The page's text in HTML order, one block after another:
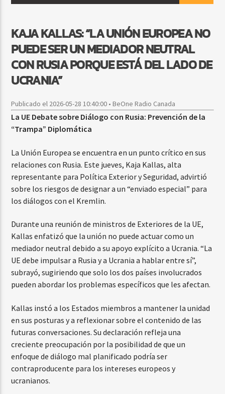
KAJA KALLAS: “LA UNIÓN EUROPEA NO
PUEDE SER UN MEDIADOR NEUTRAL
CON RUSIA PORQUE ESTÁ DEL LADO DE
UCRANIA”
Publicado el 2026-05-28 10:40:00 • BeOne Radio Canada
La UE Debate sobre Diálogo con Rusia: Prevención de la
“Trampa” Diplomática
La Unión Europea se encuentra en un punto crítico en sus
relaciones con Rusia. Este jueves, Kaja Kallas, alta
representante para Política Exterior y Seguridad, advirtió
sobre los riesgos de designar a un “enviado especial” para
los diálogos con el Kremlin.
Durante una reunión de ministros de Exteriores de la UE,
Kallas enfatizó que la unión no puede actuar como un
mediador neutral debido a su apoyo explícito a Ucrania. “La
UE debe impulsar a Rusia y a Ucrania a hablar entre sí”,
subrayó, sugiriendo que solo los dos países involucrados
pueden abordar los problemas específicos que les afectan.
Kallas instó a los Estados miembros a mantener la unidad
en sus posturas y a reflexionar sobre el contenido de las
futuras conversaciones. Su declaración refleja una
creciente preocupación por la posibilidad de que un
enfoque de diálogo mal planificado podría ser
contraproducente para los intereses europeos y
ucranianos.